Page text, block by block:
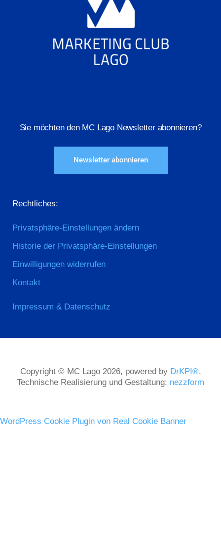
Sie möchten den MC Lago Newsletter abonnieren?
Newsletter abonnieren
Rechtliches:
Privatsphäre-Einstellungen ändern
Historie der Privatsphäre-Einstellungen
Einwilligungen widerrufen
Kontakt
Impressum & Datenschutz
Copyright © MC Lago 2026, powered by DrKPI®.
Technische Realisierung und Gestaltung: nezzform
WordPress Cookie Plugin von Real Cookie Banner